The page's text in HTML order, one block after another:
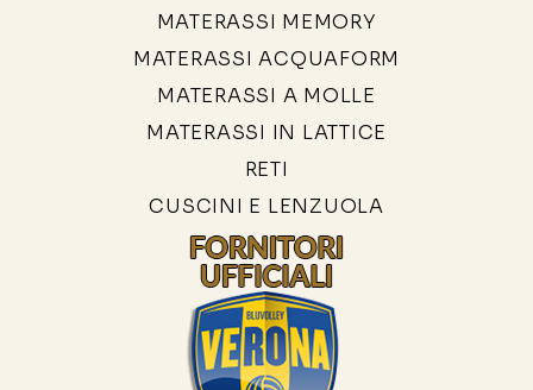
MATERASSI MEMORY
MATERASSI ACQUAFORM
MATERASSI A MOLLE
MATERASSI IN LATTICE
RETI
CUSCINI E LENZUOLA